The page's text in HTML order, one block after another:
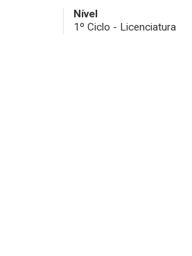
Nível
1º Ciclo - Licenciatura